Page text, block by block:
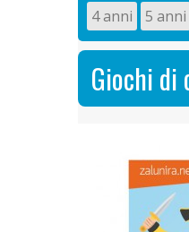
4 anni 5 anni
Giochi di